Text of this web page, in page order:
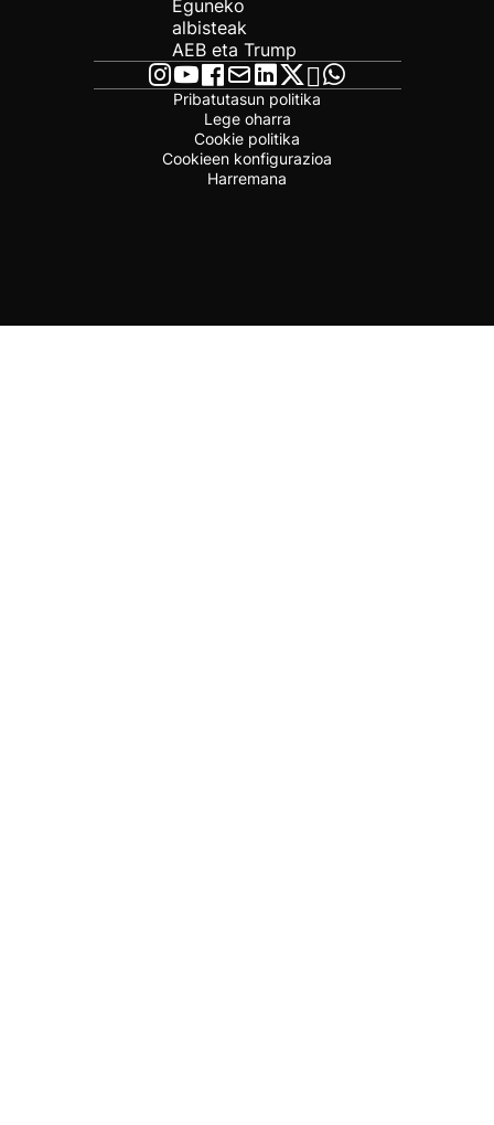
Eguneko
albisteak
AEB eta Trump
Pribatutasun politika
Lege oharra
Cookie politika
Cookieen konfigurazioa
Harremana